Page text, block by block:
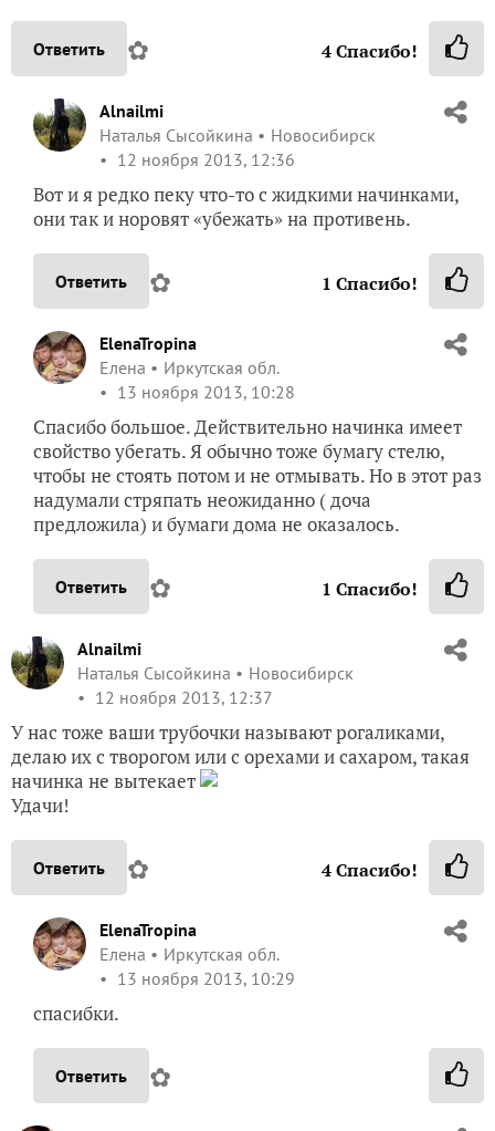
Ответить ✿ 4Спасибо!
Alnailmi
Наталья Сысойкина
Новосибирск
12 ноября 2013, 12:36
Вот и я редко пеку что-то с жидкими начинками,
они так и норовят «убежать» на противень.
Ответить ✿ 1 Спасибо!
ElenaTropina
Елена
Иркутская обл.
13 ноября 2013, 10:28
Спасибо большое. Действительно начинка имеет
свойство убегать. Я обычно тоже бумагу стелю,
чтобы не стоять потом и не отмывать. Но в этот раз
надумали стряпать неожиданно ( доча
предложила) и бумаги дома не оказалось.
Ответить ✿ 1 Спасибо!
Alnailmi
Наталья Сысойкина
Новосибирск
12 ноября 2013, 12:37
У нас тоже ваши трубочки называют рогаликами,
делаю их с творогом или с орехами и сахаром, такая
начинка не вытекает
Удачи!
Ответить ✿ 4Спасибо!
ElenaTropina
Елена
Иркутская обл.
13 ноября 2013, 10:29
спасибки.
Ответить ✿